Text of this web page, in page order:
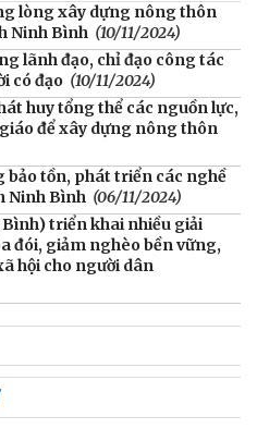
lòng xây dựng nông thôn
Ninh Bình (10/11/2024)
lãnh đạo, chỉ đạo công tác
có đạo (10/11/2024)
huy tổng thể các nguồn lực,
để xây dựng nông thôn
tồn, phát triển các nghề
Ninh Bình (06/11/2024)
triển khai nhiều giải
đói, giảm nghèo bền vững,
hội cho người dân